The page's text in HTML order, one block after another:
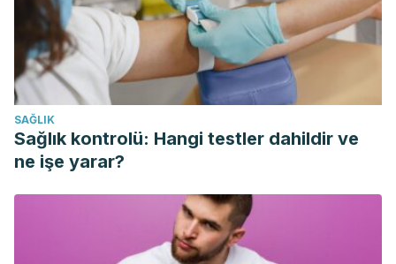
SAĞLIK
Sağlık kontrolü: Hangi testler dahildir ve
ne işe yarar?